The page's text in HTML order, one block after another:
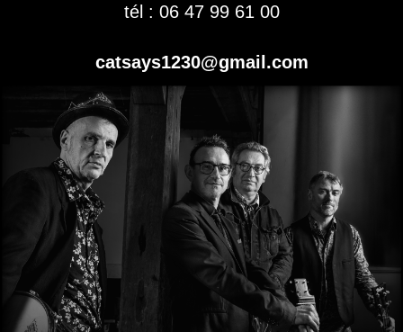
tél : 06 47 99 61 00
catsays1230@gmail.com